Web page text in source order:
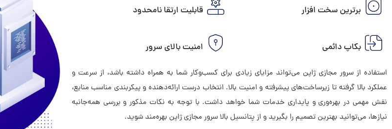
برترین سخت افزار قابلیت ارتقا نامحدود
بکاپ دائمی امنیت بالای سرور
استفاده از سرور مجازی ژاپن می‌تواند مزایای زیادی برای کسب‌وکار شما به همراه داشته باشد، از سرعت و
عملکرد بالا گرفته تا زیرساخت‌های پیشرفته و امنیت بالا. انتخاب درست ارائه‌دهنده و پیکربندی مناسب منابع،
نقش مهمی در بهره‌وری و پایداری خدمات شما خواهد داشت. با توجه به نکات مذکور و بررسی همه‌جانبه
نیازها، می‌توانید بهترین تصمیم را بگیرید و از پتانسیل بالا سرور مجازی ژاپن بهره‌مند شوید.